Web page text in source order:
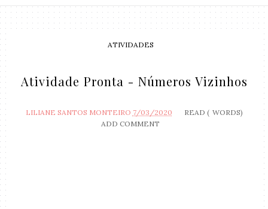
ATIVIDADES
Atividade Pronta - Números Vizinhos
LILIANE SANTOS MONTEIRO 7/03/2020 READ ( WORDS)
ADD COMMENT